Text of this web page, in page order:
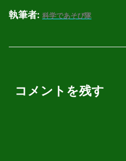
執筆者: 科学であそび隊
コメントを残す